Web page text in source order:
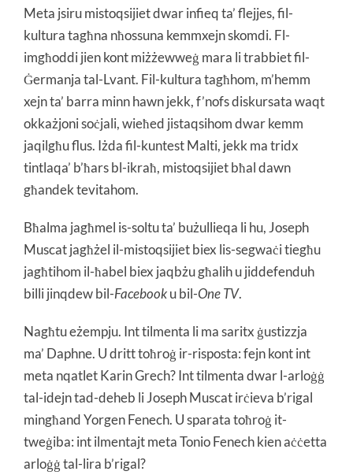
Meta jsiru mistoqsijiet dwar infieq ta’ flejjes, fil-
kultura tagħna nħossuna kemmxejn skomdi. Fl-
imgħoddi jien kont miżżewweġ mara li trabbiet fil-
Ġermanja tal-Lvant. Fil-kultura tagħhom, m’hemm
xejn ta’ barra minn hawn jekk, f’nofs diskursata waqt
okkażjoni soċjali, wieħed jistaqsihom dwar kemm
jaqilgħu flus. Iżda fil-kuntest Malti, jekk ma tridx
tintlaqa’ b’ħars bl-ikraħ, mistoqsijiet bħal dawn
għandek tevitahom.
Bħalma jagħmel is-soltu ta’ bużullieqa li hu, Joseph
Muscat jagħżel il-mistoqsijiet biex lis-segwaċi tiegħu
jagħtihom il-ħabel biex jaqbżu għalih u jiddefenduh
billi jinqdew bil-Facebooku bil-One TV.
Nagħtu eżempju. Int tilmenta li ma saritx ġustizzja
ma’ Daphne. U dritt toħroġ ir-risposta: fejn kont int
meta nqatlet Karin Grech? Int tilmenta dwar l-arloġġ
tal-idejn tad-deheb li Joseph Muscat irċieva b’rigal
mingħand Yorgen Fenech. U sparata toħroġ it-
tweġiba: int ilmentajt meta Tonio Fenech kien aċċetta
arloġġ tal-lira b’rigal?